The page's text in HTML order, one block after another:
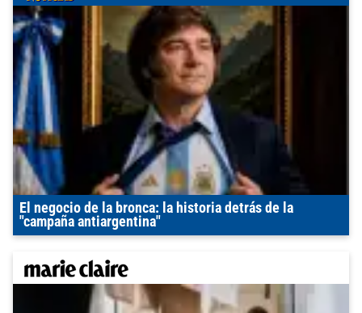
El negocio de la bronca: la historia detrás de la
"campaña antiargentina"